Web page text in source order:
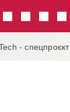
- спецпроєкт